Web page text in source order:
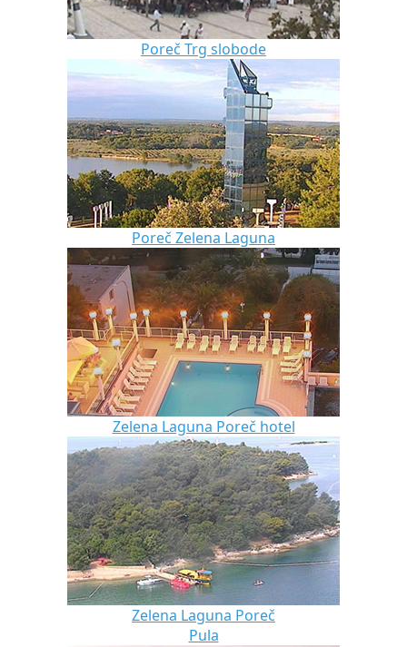
Poreč Trg slobode
Poreč Zelena Laguna
Zelena Laguna Poreč hotel
Zelena Laguna Poreč
Pula